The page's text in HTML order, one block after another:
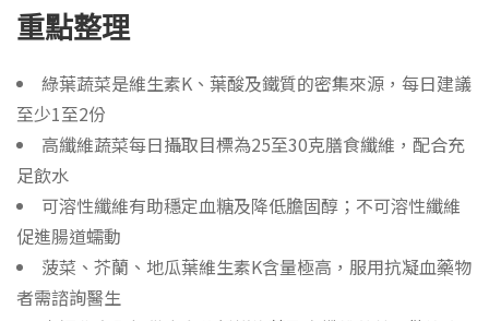
重點整理
綠葉蔬菜是維生素K、葉酸及鐵質的密集來源，每日建議
至少1至2份
高纖維蔬菜每日攝取目標為25至30克膳食纖維，配合充
足飲水
可溶性纖維有助穩定血糖及降低膽固醇；不可溶性纖維
促進腸道蠕動
菠菜、芥蘭、地瓜葉維生素K含量極高，服用抗凝血藥物
者需諮詢醫生